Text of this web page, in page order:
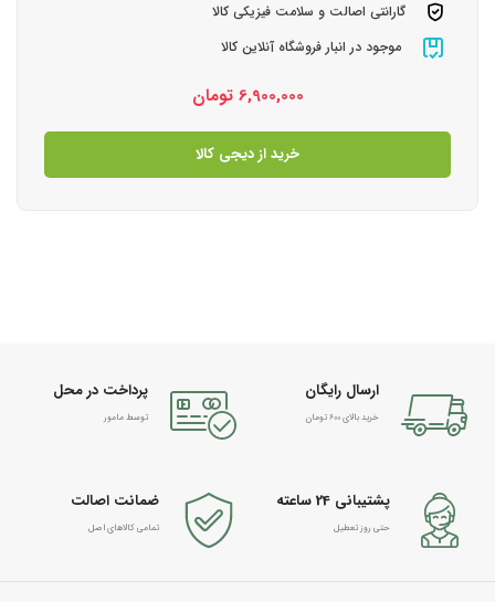
گارانتی اصالت و سلامت فیزیکی کالا
موجود در انبار فروشگاه آنلاین کالا
6,900,000 تومان
خرید از دیجی کالا
ارسال رایگان
خرید بالای 600 تومان
پرداخت در محل
توسط مامور
پشتیبانی 24 ساعته
حتی روز تعطیل
ضمانت اصالت
تمامی کالاهای اصل